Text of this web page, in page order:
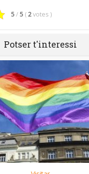
5/ 5 (2votes )
Potser t'interessi